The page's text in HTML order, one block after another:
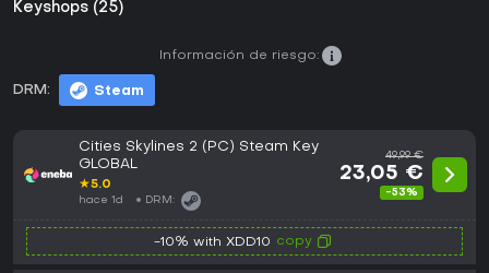
Keyshops (25)
DRM: Steam
Información de riesgo:
Cities Skylines 2 (PC) Steam Key
GLOBAL
★5.0
hace 1d DRM:
49,99 €
23,05 €
-53%
-10% with XDD10 copy